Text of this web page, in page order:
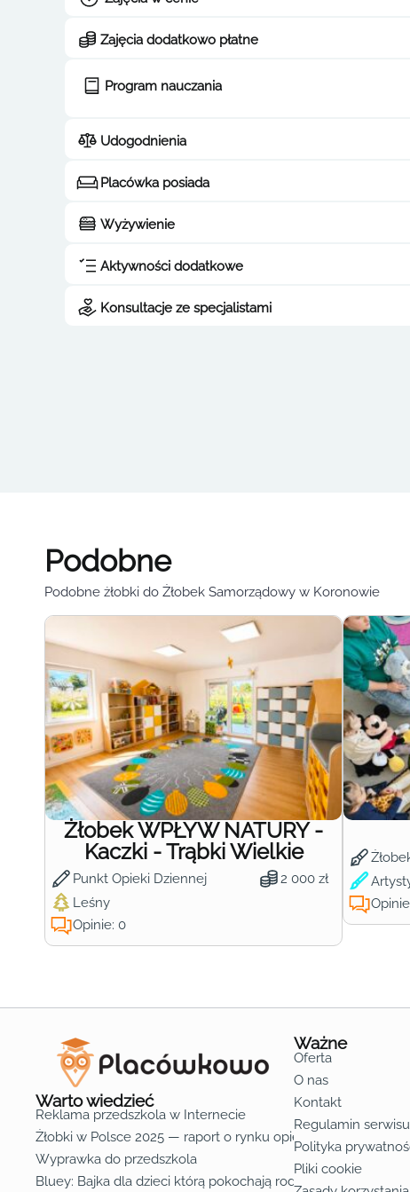
Zajęcia dodatkowo płatne
Program nauczania
Udogodnienia
Placówka posiada
Wyżywienie
Aktywności dodatkowe
Konsultacje ze specjalistami
Podobne
Podobne żłobki do Żłobek Samorządowy w Koronowie
Żłobek WPŁYW NATURY -
Kaczki - Trąbki Wielkie
Punkt Opieki Dziennej 2 000 zł
Leśny
Opinie: 0
Warto wiedzieć
Reklama przedszkola w Internecie
Żłobki w Polsce 2025 — raport o rynku opieki nad dziećmi do
Wyprawka do przedszkola
Bluey: Bajka dla dzieci którą pokochają rodzice
Ważne
Oferta
O nas
Kontakt
Regulamin serwisu
Polityka
Pliki cookie